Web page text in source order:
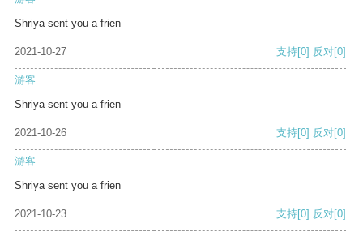
Shriya sent you a frien
2021-10-27 支持[0] 反对[0]
游客
Shriya sent you a frien
2021-10-26 支持[0] 反对[0]
游客
Shriya sent you a frien
2021-10-23 支持[0] 反对[0]